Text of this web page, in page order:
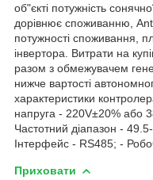
об"єкті потужність
дорівнює споживанню,
потужності споживання,
інвертора. Витрати на
разом з обмежувачем
нижче вартості
характеристики
напруга - 220V±20% або
Частотний діапазон -
Інтерфейс - RS485; -
Приховати